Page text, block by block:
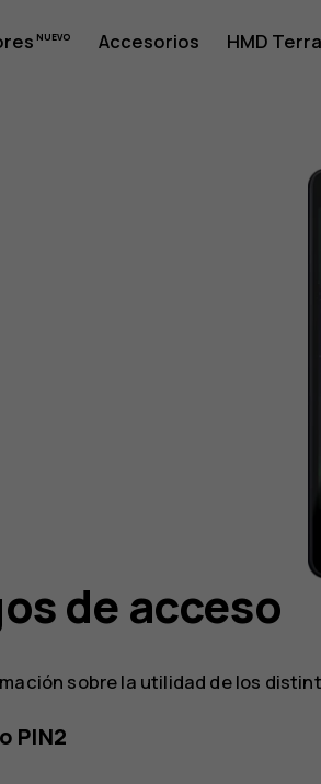
Accesorios HMD
de acceso
sobre la utilidad de los
PIN2